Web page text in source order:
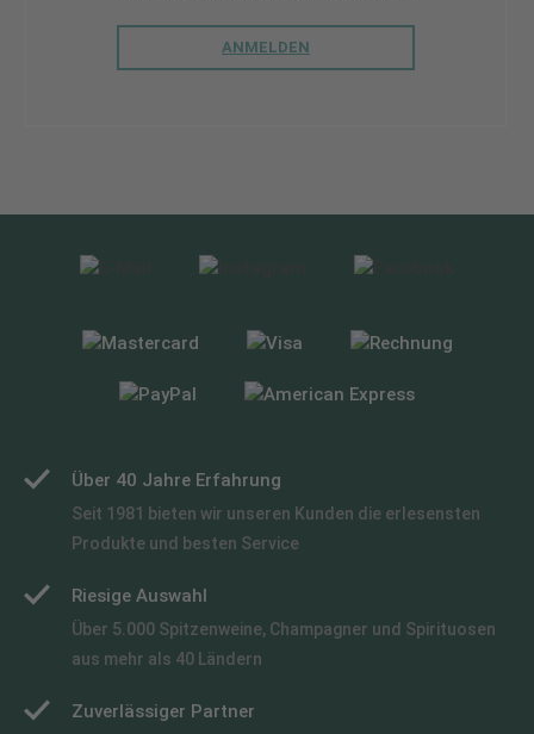
ANMELDEN
Über 40 Jahre Erfahrung
Seit 1981 bieten wir unseren Kunden die erlesensten
Produkte und besten Service
Riesige Auswahl
Über 5.000 Spitzenweine, Champagner und Spirituosen
aus mehr als 40 Ländern
Zuverlässiger Partner